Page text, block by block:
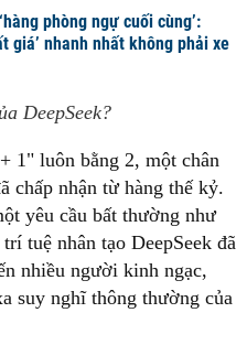
phòng ngự cuối cùng’:
giá’ nhanh nhất không phải xe
DeepSeek?
1" luôn bằng 2, một chân
chấp nhận từ hàng thế kỷ.
yêu cầu bất thường như
tuệ nhân tạo DeepSeek đã
nhiều người kinh ngạc,
suy nghĩ thông thường của